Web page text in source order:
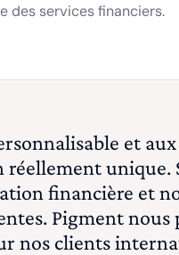
des services financiers.
et
réellement
financière et
Pigment
nos clients